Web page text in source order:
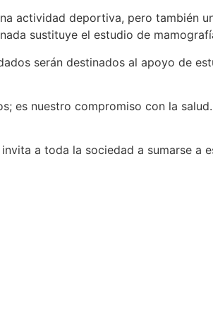
actividad deportiva, pero también
sustituye el estudio de
serán destinados al apoyo de
es nuestro compromiso con la
a toda la sociedad a sumarse